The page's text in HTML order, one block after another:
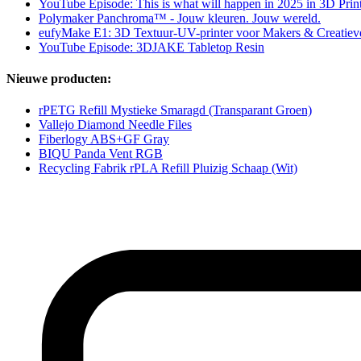
YouTube Episode: This is what will happen in 2025 in 3D
Polymaker Panchroma™ - Jouw kleuren. Jouw wereld.
eufyMake E1: 3D Textuur-UV-printer voor Makers &
YouTube Episode: 3DJAKE Tabletop Resin
Nieuwe producten:
rPETG Refill Mystieke Smaragd (Transparant Groen)
Vallejo Diamond Needle Files
Fiberlogy ABS+GF Gray
BIQU Panda Vent RGB
Recycling Fabrik rPLA Refill Pluizig Schaap (Wit)